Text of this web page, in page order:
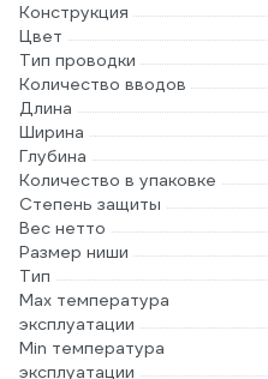
Конструкция
Цвет
Тип проводки
Количество вводов
Длина
Ширина
Глубина
Количество в упаковке
Степень защиты
Вес нетто
Размер ниши
Тип
Max температура
эксплуатации
Min температура
эксплуатации